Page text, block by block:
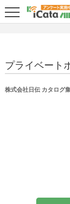
プライベート
株式会社日伝 カタログ